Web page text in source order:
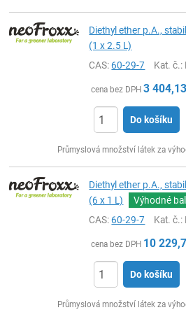
Diethyl ether p.A.,
(1 x 2.5 L)
CAS:60-29-7 Kat. č.:
cena bez DPH 3 404,13
Do košíku
Průmyslová množství látek za
Diethyl ether p.A.,
(6 x 1 L)
Výhodné
CAS:60-29-7 Kat. č.:
cena bez DPH 10
Do košíku
Průmyslová množství látek za